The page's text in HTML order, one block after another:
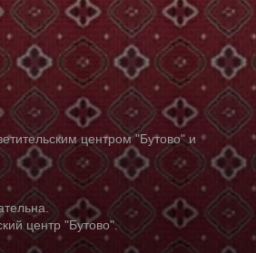
центром "Бутово" и
центр "Бутово".